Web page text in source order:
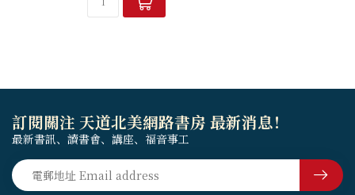
打開禮物的幾個步驟，並且試
訂閱關注 天道北美網路書房 最新消息！
最新書訊、讀書會、講座、福音事工